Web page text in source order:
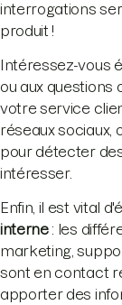
interrogations
produit !
Intéressez-vous
ou aux questions
votre service
réseaux sociaux,
pour détecter
intéresser.
Enfin, il est vital
interne: les
marketing,
sont en contact
apporter des